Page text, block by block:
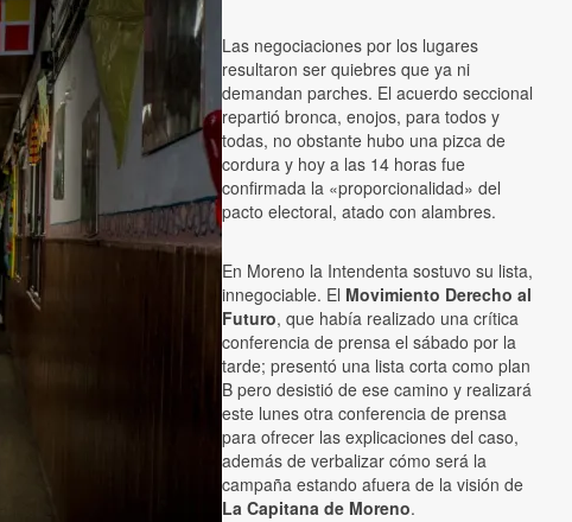
Las negociaciones por los lugares
resultaron ser quiebres que ya ni
demandan parches. El acuerdo seccional
repartió bronca, enojos, para todos y
todas, no obstante hubo una pizca de
cordura y hoy a las 14 horas fue
confirmada la «proporcionalidad» del
pacto electoral, atado con alambres.
En Moreno la Intendenta sostuvo su lista,
innegociable. El Movimiento Derecho al
Futuro, que había realizado una crítica
conferencia de prensa el sábado por la
tarde; presentó una lista corta como plan
B pero desistió de ese camino y realizará
este lunes otra conferencia de prensa
para ofrecer las explicaciones del caso,
además de verbalizar cómo será la
campaña estando afuera de la visión de
La Capitana de Moreno.